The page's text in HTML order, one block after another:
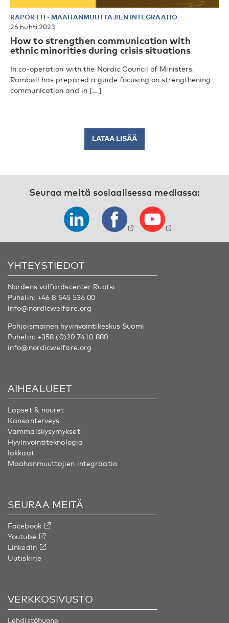
RAPORTTI - MAAHANMUUTTAJIEN INTEGRAATIO
26 huhti 2023
How to strengthen communication with
ethnic minorities during crisis situations
In co-operation with the Nordic Council of Ministers,
Rambøll has prepared a guide focusing on strengthening
communication and in [...]
LATAA LISÄÄ
Seuraa meitä sosiaalisessa mediassa:
YHTEYSTIEDOT
Nordens välfärdscenter Ruotsi
Puhelin: +46 8 545 536 00
info@nordicwelfare.org
Pohjoismainen hyvinvointikeskus Suomi
Puhelin: +358 (0)20 7410 880
info@nordicwelfare.org
AIHEALUEET
Lapset & nouret
Kansanterveys
Vammaiskysymykset
Hyvinvointiteknologia
Iäkkäät
Maahanmuuttajien integraatio
SEURAA MEITÄ
Facebook
Youtube
LinkedIn
Uutiskirje
VERKKOSIVUSTO
Lehdistöhuone